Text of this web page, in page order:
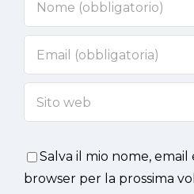
Salva il mio nome,
browser per la prossima